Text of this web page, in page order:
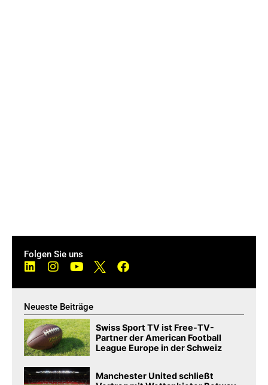
Folgen Sie uns
Neueste Beiträge
Swiss Sport TV ist Free-TV-
Partner der American Football
League Europe in der Schweiz
Manchester United schließt